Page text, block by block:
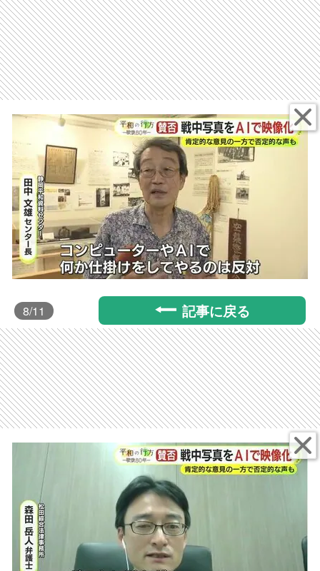
8/11 記事に戻る